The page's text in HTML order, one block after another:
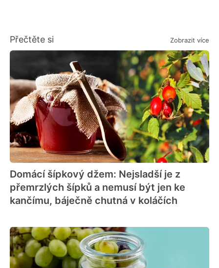
Přečtěte si Zobrazit více
Domácí šípkový džem: Nejsladší je z
přemrzlých šípků a nemusí být jen ke
kančímu, báječně chutná v koláčích